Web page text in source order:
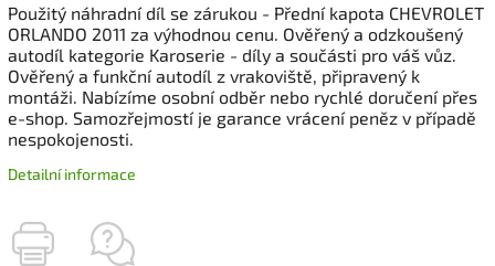
Použitý náhradní díl se zárukou - Přední kapota CHEVROLET
ORLANDO 2011 za výhodnou cenu. Ověřený a odzkoušený
autodíl kategorie Karoserie - díly a součásti pro váš vůz.
Ověřený a funkční autodíl z vrakoviště, připravený k
montáži. Nabízíme osobní odběr nebo rychlé doručení přes
e-shop. Samozřejmostí je garance vrácení peněz v případě
nespokojenosti.
Detailní informace